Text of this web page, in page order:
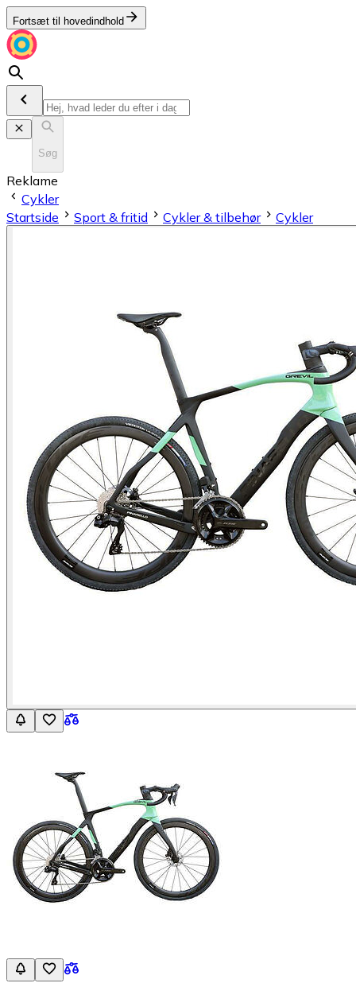
Fortsæt til hovedindhold
Søg
Reklame
Cykler
Startside
Sport & fritid Cykler & tilbehør Cykler